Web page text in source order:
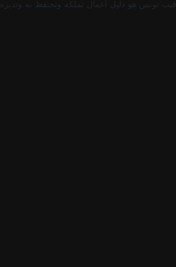
تونس هو دليل أعمال تملكه وتحتفظ به وتديره